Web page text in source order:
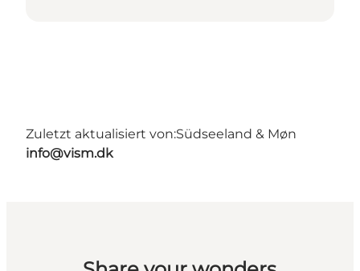
Zuletzt aktualisiert von:Südseeland & Møn
info@vism.dk